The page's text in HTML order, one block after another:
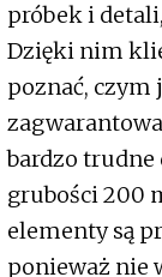
próbek i
Dzięki nim
poznać, czym
bardzo trudne
grubości 200
elementy są
ponieważ nie